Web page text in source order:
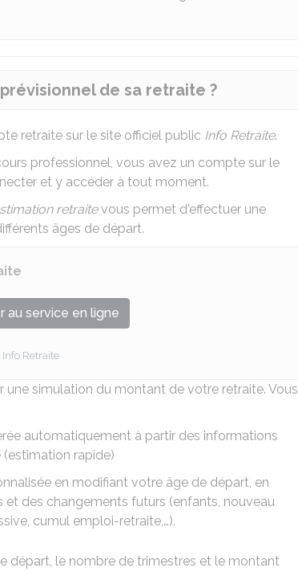
de sa retraite ?
retraite sur le site officiel public Info Retraite.
professionnel, vous avez un compte sur le
et y accéder à tout moment.
retraitevous permet d'effectuer une
âges de départ.
au service en ligne
Info Retraite
simulation du montant de votre retraite. Vous
automatiquement à partir des informations
rapide)
en modifiant votre âge de départ, en
des changements futurs (enfants, nouveau
cumul emploi-retraite,…).
départ, le nombre de trimestres et le montant